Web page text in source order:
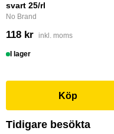
svart 25/rl
No Brand
118 kr inkl. moms
I lager
Köp
Tidigare besökta